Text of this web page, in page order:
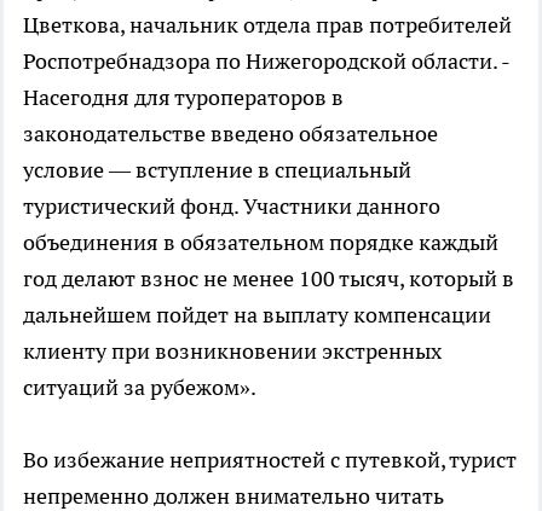
Цветкова, начальник отдела прав потребителей
Роспотребнадзора по Нижегородской области. -
Насегодня для туроператоров в
законодательстве введено обязательное
условие — вступление в специальный
туристический фонд. Участники данного
объединения в обязательном порядке каждый
год делают взнос не менее 100 тысяч, который в
дальнейшем пойдет на выплату компенсации
клиенту при возникновении экстренных
ситуаций за рубежом».
Во избежание неприятностей с путевкой, турист
непременно должен внимательно читать